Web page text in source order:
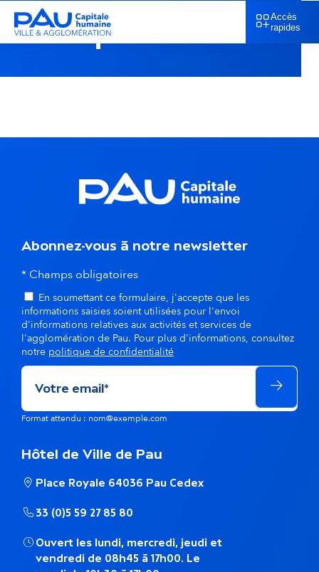
Accès
rapides
Fresque
Abonnez-vous à notre newsletter
* Champs obligatoires
En soumettant ce formulaire, j'accepte que les
informations saisies soient utilisées pour l'envoi
d'informations relatives aux activités et services de
l'agglomération de Pau. Pour plus d'informations, consultez
notre politique de confidentialité
Format attendu : nom@exemple.com
Hôtel de Ville de Pau
Place Royale 64036 Pau Cedex
33 (0)5 59 27 85 80
Ouvert les lundi, mercredi, jeudi et
vendredi de 08h45 à 17h00. Le